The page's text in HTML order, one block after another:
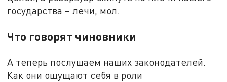
государства – лечи, мол.
Что говорят чиновники
А теперь послушаем наших законодателей.
Как они ощущают себя в роли